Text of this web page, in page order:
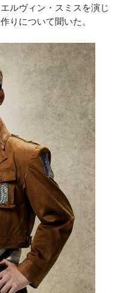
ルヴィン・スミスを演じ
りについて聞いた。